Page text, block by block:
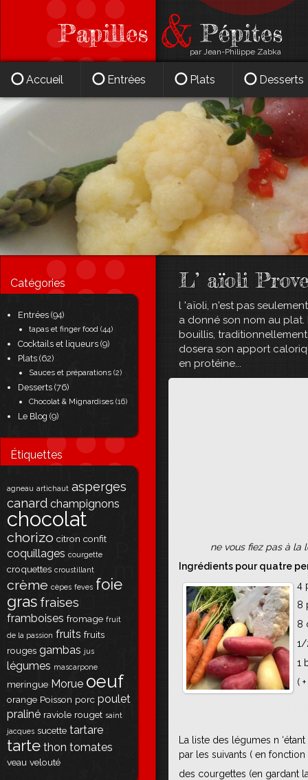
par Jean-Philippe Zabka
Catégories
Entrées (94)
tapas et finger food (44)
Cocktails et liqueurs (9)
Plats (62)
Sauces et préparations (2)
Desserts (76)
Chocolat & Mignardises (16)
Le Blog (9)
Étiquettes
agneau artichaut asperges
canard champignons
chocolat
chorizo citron confit
coquillages courgette
croquettes croustillant
crème cèpes feves foie
gras fraises
framboises fromage fruit
de la passion fruits fruits
rouges gambas jus
légumes mascarpone
meringue Morue oeuf
orange Poisson porc poulet
praliné raviole rouget saint
jacques sucette tartare
tarte thon tomates
veau velouté
L’ aïoli
l 'aïoli, n'est pas
a donné son nom au
bouillis,
dosera son apport
en protéine...
ne vous fiez pas à la
Ingrédients pour quatre
4
8
8
1/
1
(
La liste des légumes n
par les suivants ( en
des courgettes (en gardant
Accueil Entrées Plats Desserts